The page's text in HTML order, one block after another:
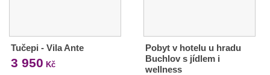
Tučepi - Vila Ante
3 950 Kč
Pobyt v hotelu u hradu
Buchlov s jídlem i
wellness